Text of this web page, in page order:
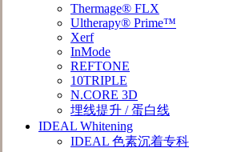
Thermage® FLX
Ultherapy® Prime™
Xerf
InMode
REFTONE
10TRIPLE
N.CORE 3D
埋线提升 / 蛋白线
IDEAL Whitening
IDEAL 色素沉着专科